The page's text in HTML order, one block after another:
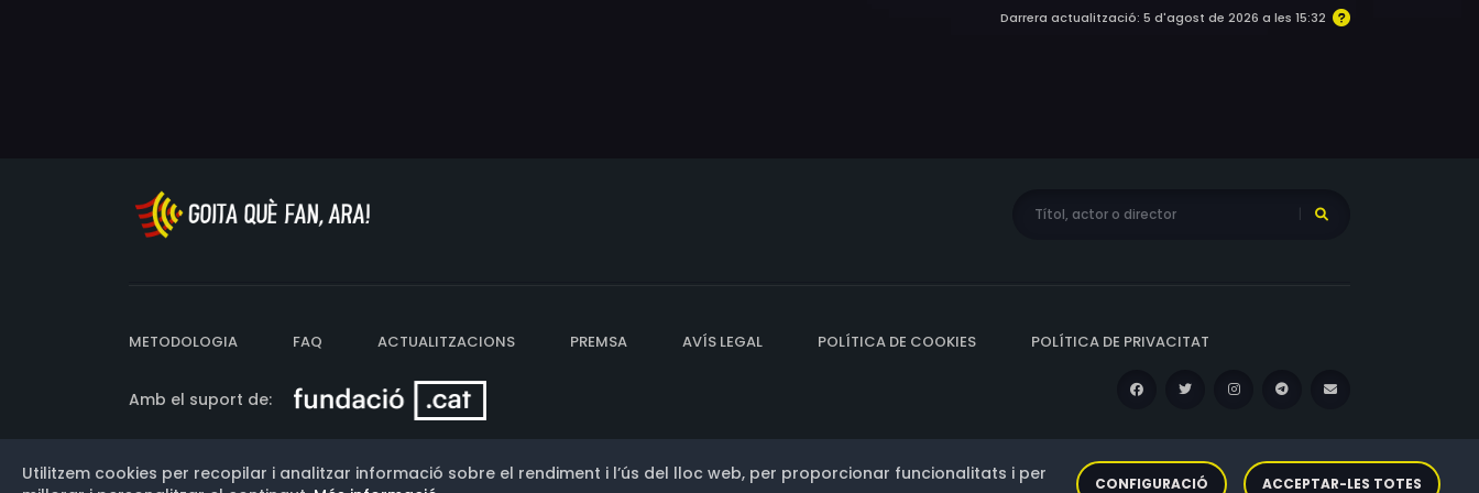
Harris, Krystal M. Harris, David S. Robinson Hicks, Solange Hordatt, India Howard, Michael L. Howard, Jahmilla
Williams, Tyron Woodley, Mercedes Young, David McClellan
Darrera actualització: 5 d'agost de 2026 a les 15:32
METODOLOGIA FAQ ACTUALITZACIONS PREMSA AVÍS LEGAL POLÍTICA DE COOKIES POLÍTICA DE PRIVACITAT
Amb el suport de:
Versió: 3.13.0.202607011342
Utilitzem cookies per recopilar i analitzar informació sobre el rendiment i l’ús del lloc web, per proporcionar funcionalitats i per
CONFIGURACIÓ ACCEPTAR-LES TOTES